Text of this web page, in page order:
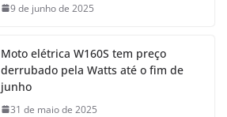
9 de junho de 2025
Moto elétrica W160S tem preço
derrubado pela Watts até o fim de
junho
31 de maio de 2025